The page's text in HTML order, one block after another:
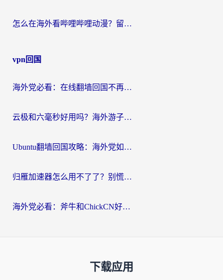
怎么在海外看哔哩哔哩动漫？留学生亲测有效的回国加速方案
vpn回国
海外党必看：在线翻墙回国不再难！教你选对加速器无缝刷国内资源
云极和六毫秒好用吗？海外游子解锁国内资源的真实答案
Ubuntu翻墙回国攻略：海外党如何选对加速器，无缝刷国内剧玩游戏？
归雁加速器怎么用不了了？别慌，这篇指南教你如何丝滑“回家”
海外党必看：斧牛和ChickCN好用吗？3款热门加速器实测+番茄加速器深度体验
下载应用